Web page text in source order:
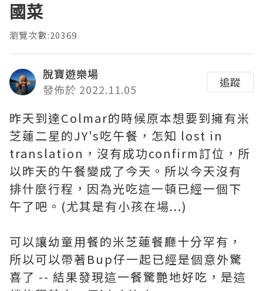
國菜
瀏覽次數:20369
脫寶遊樂場
發佈於 2022.11.05
追蹤
昨天到達Colmar的時候原本想要到擁有米
芝蓮二星的JY's吃午餐，怎知 lost in
translation，沒有成功confirm訂位，所
以昨天的午餐變成了今天。所以今天沒有
排什麼行程，因為光吃這一頓已經一個下
午了吧。(尤其是有小孩在場...)
可以讓幼童用餐的米芝蓮餐廳十分罕有，
所以可以帶著Bup仔一起已經是個意外驚
喜了 -- 結果發現這一餐驚艷地好吃，是這